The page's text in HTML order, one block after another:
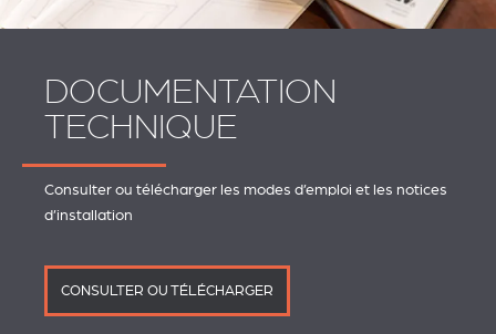
DOCUMENTATION
TECHNIQUE
Consulter ou télécharger les modes d’emploi et les notices
d’installation
CONSULTER OU TÉLÉCHARGER